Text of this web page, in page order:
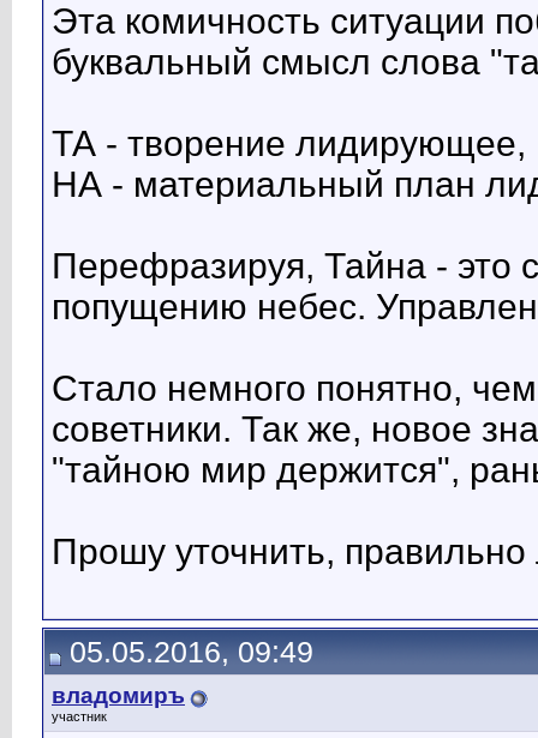
Эта комичность ситуации
буквальный смысл слова
ТА - творение лидирующее,
НА - материальный план
Перефразируя, Тайна - это
попущению небес.
Стало немного понятно,
советники. Так же, новое
"тайною мир держится",
Прошу уточнить,
05.05.2016, 09:49
владомиръ
участник